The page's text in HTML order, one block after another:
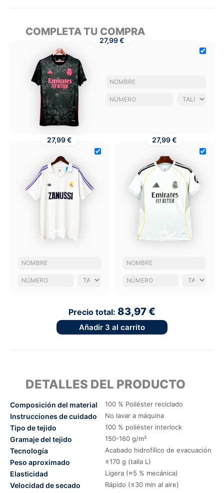
COMPLETA TU COMPRA
27,99 €
27,99 € 27,99 €
Precio total: 83,97 €
Añadir 3 al carrito
DETALLES DEL PRODUCTO
Composición del material 100 % Poliéster reciclado
Instrucciones de cuidado No lavar a máquina
Tipo de tejido 100 % poliéster interlock
Gramaje del tejido 150-160 g/m²
Tecnología Acabado hidrofílico de evacuación
Peso aproximado ±170 g (talla L)
Elasticidad Ligera (≈5 % mecánica)
Velocidad de secado Rápido (≤30 min al aire)